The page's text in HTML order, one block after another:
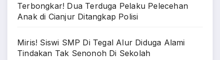
Terbongkar! Dua Terduga Pelaku Pelecehan
Anak di Cianjur Ditangkap Polisi
Miris! Siswi SMP Di Tegal Alur Diduga Alami
Tindakan Tak Senonoh Di Sekolah